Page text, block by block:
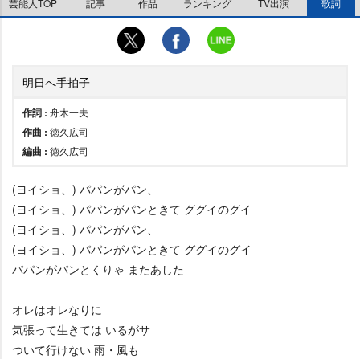
芸能人TOP 記事 作品 ランキング TV出演 歌詞
明日へ手拍子
作詞 : 舟木一夫
作曲 : 徳久広司
編曲 : 徳久広司
(ヨイショ、) パパンがパン、
(ヨイショ、) パパンがパンときて ググイのグイ
(ヨイショ、) パパンがパン、
(ヨイショ、) パパンがパンときて ググイのグイ
パパンがパンとくりゃ またあした
オレはオレなりに
気張って生きては いるがサ
ついて行けない 雨・風も